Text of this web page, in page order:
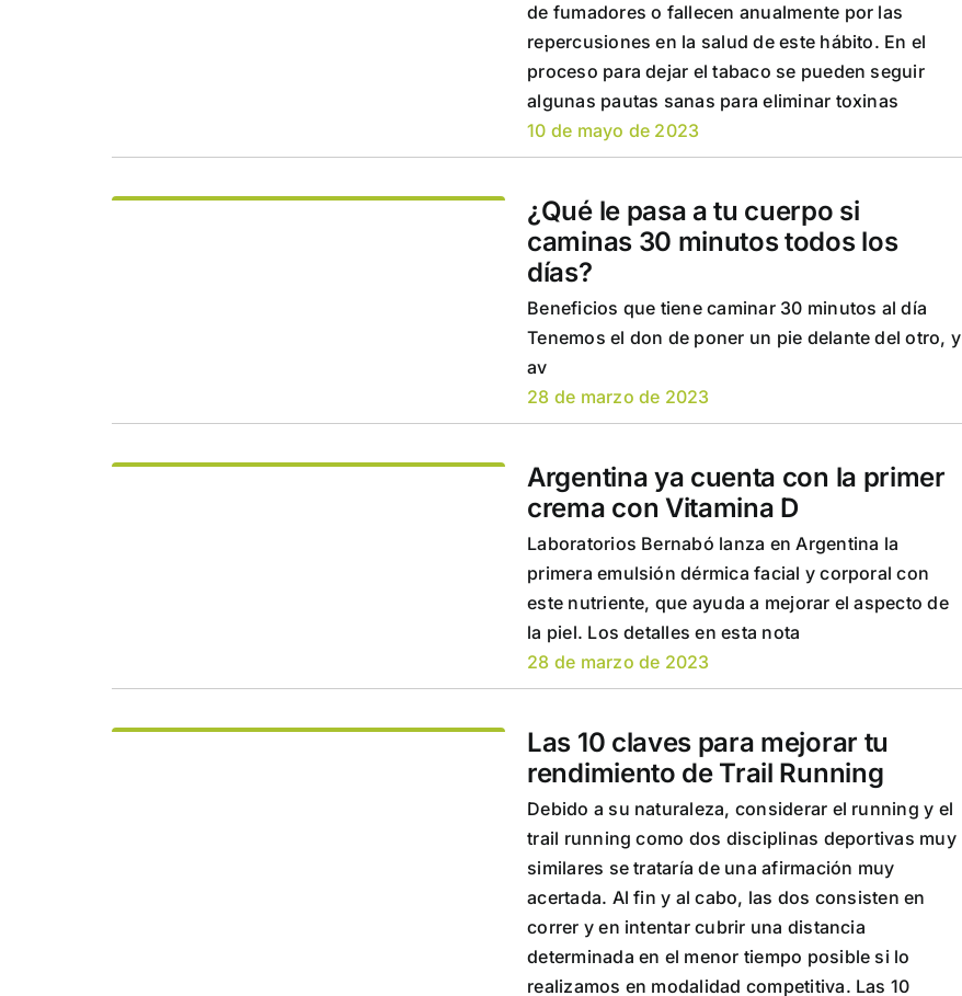
de fumadores o fallecen anualmente por las
repercusiones en la salud de este hábito. En el
proceso para dejar el tabaco se pueden seguir
algunas pautas sanas para eliminar toxinas
10 de mayo de 2023
¿Qué le pasa a tu cuerpo si
caminas 30 minutos todos los
días?
Beneficios que tiene caminar 30 minutos al día
Tenemos el don de poner un pie delante del otro, y
av
28 de marzo de 2023
Argentina ya cuenta con la primer
crema con Vitamina D
Laboratorios Bernabó lanza en Argentina la
primera emulsión dérmica facial y corporal con
este nutriente, que ayuda a mejorar el aspecto de
la piel. Los detalles en esta nota
28 de marzo de 2023
Las 10 claves para mejorar tu
rendimiento de Trail Running
Debido a su naturaleza, considerar el running y el
trail running como dos disciplinas deportivas muy
similares se trataría de una afirmación muy
acertada. Al fin y al cabo, las dos consisten en
correr y en intentar cubrir una distancia
determinada en el menor tiempo posible si lo
realizamos en modalidad competitiva. Las 10